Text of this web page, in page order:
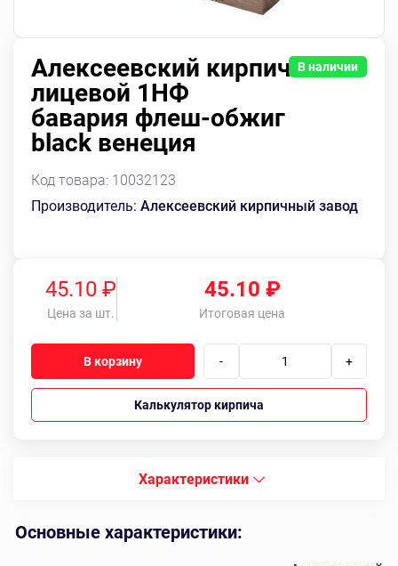
Алексеевский кирпич
лицевой 1НФ
бавария флеш-обжиг
black венеция
В наличии
Код товара: 10032123
Производитель: Алексеевский кирпичный завод
45.10 ₽
Цена за шт.
45.10 ₽
Итоговая цена
В корзину - +
Калькулятор кирпича
Характеристики
Основные характеристики: